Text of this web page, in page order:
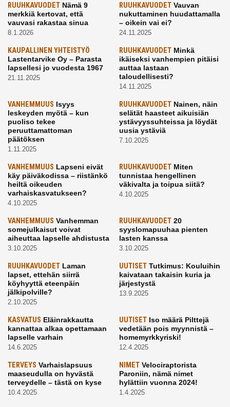
RUUHKAVUODET Nämä 9
merkkiä kertovat, että
vauvasi rakastaa sinua
8.1.2026
RUUHKAVUODETVauvan
nukuttaminen huudattamalla
– oikein vai ei?
24.11.2025
KAUPALLINEN YHTEISTYÖ
Lastentarvike Oy – Parasta
lapsellesi jo vuodesta 1967
21.11.2025
RUUHKAVUODETMinkä
ikäiseksi vanhempien pitäisi
auttaa lastaan
taloudellisesti?
14.11.2025
VANHEMMUUS Isyys
leskeyden myötä – kun
puoliso tekee
peruuttamattoman
päätöksen
1.11.2025
RUUHKAVUODETNainen, näin
selätät haasteet aikuisiän
ystävyyssuhteissa ja löydät
uusia ystäviä
7.10.2025
VANHEMMUUS Lapseni eivät
käy päiväkodissa – riistänkö
heiltä oikeuden
varhaiskasvatukseen?
4.10.2025
RUUHKAVUODETMiten
tunnistaa hengellinen
väkivalta ja toipua siitä?
4.10.2025
VANHEMMUUS Vanhemman
somejulkaisut voivat
aiheuttaa lapselle ahdistusta
3.10.2025
RUUHKAVUODET20
syyslomapuuhaa pienten
lasten kanssa
3.10.2025
RUUHKAVUODET Laman
lapset, ettehän siirrä
köyhyyttä eteenpäin
jälkipolville?
2.10.2025
UUTISETTutkimus: Kouluihin
kaivataan takaisin kuria ja
järjestystä
13.9.2025
KASVATUS Eläinrakkautta
kannattaa alkaa opettamaan
lapselle varhain
14.6.2025
UUTISETIso määrä Pilttejä
vedetään pois myynnistä –
homemyrkkyriski!
12.4.2025
TERVEYS Varhaislapsuus
maaseudulla on hyvästä
terveydelle – tästä on kyse
10.4.2025
NIMETVelociraptorista
Paroniin, nämä nimet
hylättiin vuonna 2024!
1.4.2025